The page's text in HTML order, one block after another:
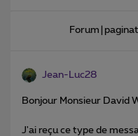
Jean-Luc28
Bonjour Monsieur David
J'ai reçu ce type de